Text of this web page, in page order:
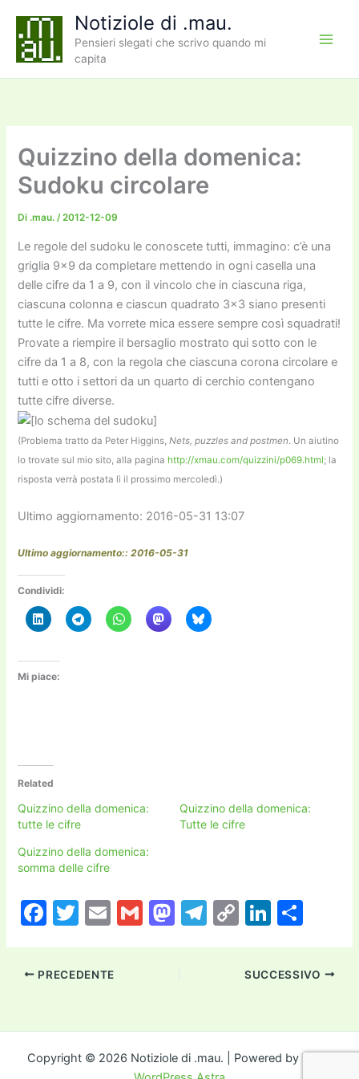
contenuto
Notiziole di .mau.
Pensieri slegati che scrivo quando mi
capita
Quizzino della domenica:
Sudoku circolare
Di .mau./2012-12-09
Le regole del sudoku le conoscete tutti, immagino: c’è una
griglia 9×9 da completare mettendo in ogni casella una
delle cifre da 1 a 9, con il vincolo che in ciascuna riga,
ciascuna colonna e ciascun quadrato 3×3 siano presenti
tutte le cifre. Ma vorrete mica essere sempre così squadrati!
Provate a riempire il bersaglio mostrato qui sotto con le
cifre da 1 a 8, con la regola che ciascuna corona circolare e
tutti e otto i settori da un quarto di cerchio contengano
tutte cifre diverse.
(Problema tratto da Peter Higgins,Nets, puzzles and postmen. Un aiutino
lo trovate sul mio sito, alla pagina http://xmau.com/quizzini/p069.html; la
risposta verrà postata lì il prossimo mercoledì.)
Ultimo aggiornamento: 2016-05-31 13:07
Ultimo aggiornamento:: 2016-05-31
Condividi:
Mi piace:
Related
Quizzino della domenica:
tutte le cifre
Quizzino della domenica:
Tutte le cifre
Quizzino della domenica:
somma delle cifre
F
c
e
o
o
T
itt
er
E
ai
l
G
M
o
n
T
m
C
p
y
n
k
Li
k
e
n
n
di
di
PRECEDENTE SUCCESSIVO
Copyright © 2026 Notiziole di .mau. | Powered by Tema